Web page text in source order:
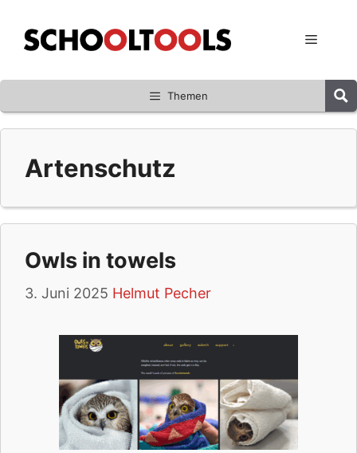
Inhalt
springen
Menü
Themen
Artenschutz
Owls in towels
3. Juni 2025 Helmut Pecher